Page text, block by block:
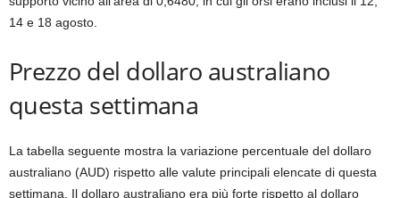
14 e 18 agosto.
Prezzo del dollaro australiano
questa settimana
La tabella seguente mostra la variazione percentuale del dollaro
australiano (AUD) rispetto alle valute principali elencate di questa
settimana. Il dollaro australiano era più forte rispetto al dollaro